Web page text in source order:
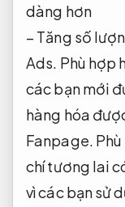
dàng hơn
– Tăng số
Ads. Phù hợp
các bạn mới
hàng hóa
Fanpage.
chí tương lai
vì các bạn sử